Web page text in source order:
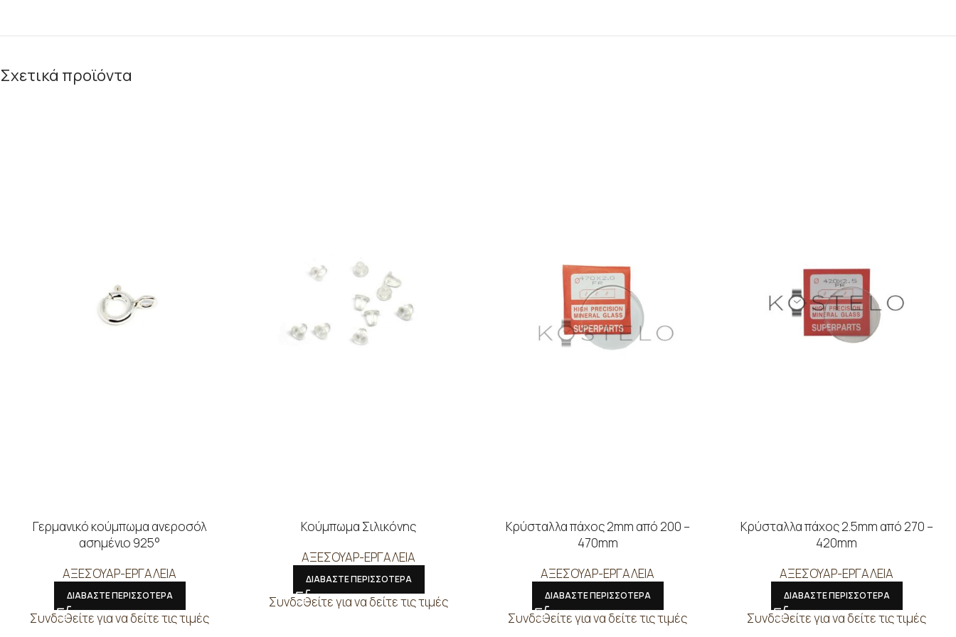
Σχετικά προϊόντα
Γερμανικό κούμπωμα ανεροσόλ
ασημένιο 925°
ΑΞΕΣΟΥΑΡ-ΕΡΓΑΛΕΙΑ
ΔΙΑΒΑΣΤΕ ΠΕΡΙΣΣΟΤΕΡΑ
Συνδεθείτε για να δείτε τις τιμές
Κούμπωμα Σιλικόνης
ΑΞΕΣΟΥΑΡ-ΕΡΓΑΛΕΙΑ
ΔΙΑΒΑΣΤΕ ΠΕΡΙΣΣΟΤΕΡΑ
Συνδεθείτε για να δείτε τις τιμές
Κρύσταλλα πάχος 2mm από 200 –
470mm
ΑΞΕΣΟΥΑΡ-ΕΡΓΑΛΕΙΑ
ΔΙΑΒΑΣΤΕ ΠΕΡΙΣΣΟΤΕΡΑ
Συνδεθείτε για να δείτε τις τιμές
Κρύσταλλα πάχος 2.5mm από 270 –
420mm
ΑΞΕΣΟΥΑΡ-ΕΡΓΑΛΕΙΑ
ΔΙΑΒΑΣΤΕ ΠΕΡΙΣΣΟΤΕΡΑ
Συνδεθείτε για να δείτε τις τιμές